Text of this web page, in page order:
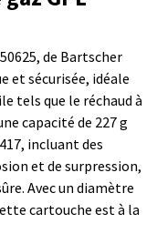
de Bartscher
et sécurisée, idéale
tels que le réchaud à
capacité de 227 g
incluant des
et de surpression,
Avec un diamètre
cartouche est à la